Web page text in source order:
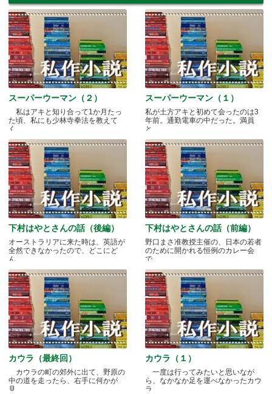
スーパーウーマン（２）
私はアキと知り合って1か月たっ
た頃、私にも少林寺拳法を教えて
く.....
スーパーウーマン（１）
私が土方アキと初めて会ったのは3
年前。通勤電車の中だった。満員
と.....
下村はやとさんの話（後編）
オーストラリアに来た時は、英語が
全然できなかったので、どこにど
ん.....
下村はやとさんの話（前編）
野口まさ准教授主催の、日本の若者
のために開かれる恒例のカレー会
で.....
カウラ（最終回）
カウラの町の郊外に出て、野原の
中の道を走ったら、右手に何かが
見.....
カウラ（１）
一度は行ってみたいと思いなが
ら、なかなか足を運べなかったカウ
ラ.....